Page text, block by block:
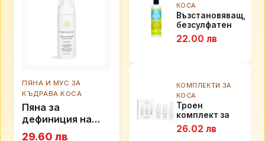
ПЯНА И МУС ЗА
КЪДРАВА КОСА
Пяна за
дефиниция на
къдриците
29.60 лв
КОСА
Възстановяващ,
безсулфатен
шампоан за
къдрава коса
Wash, 236мл
22.00 лв
КОМПЛЕКТИ ЗА
КОСА
Троен
комплект за
почистване на
косата
26.02 лв